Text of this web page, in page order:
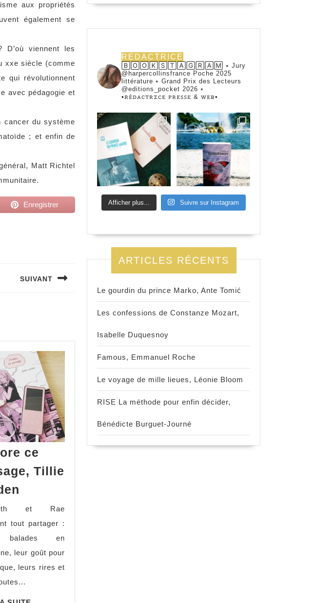
aux propriétés
également se
D’où viennent les
xxe siècle (comme
qui révolutionnent
avec pédagogie et
cancer du système
; et enfin de
Matt Richtel
Enregistrer
SUIVANT
ce
Tillie
passage,
Tillie
Walden
et Rae
tout partager :
balades en
leur goût pour
leurs rires et
REDACTRICE
🄱🄾🄾🄺🅂🅃🄰🄶🅁🄰🄼 ⭑ Jury
@harpercollinsfrance Poche 2025
littérature ⭑ Grand Prix des Lecteurs
@editions_pocket 2026 ⭑
•ꭱꭼ́ꭰꭺꮯꭲꭱꮖꮯꭼ ꮲꭱꭼꮪꮪꭼ & ꮃꭼᏼ•
Afficher plus... Suivre sur Instagram
ARTICLES RÉCENTS
Le gourdin du prince Marko, Ante Tomić
Les confessions de Constanze Mozart,
Isabelle Duquesnoy
Famous, Emmanuel Roche
Le voyage de mille lieues, Léonie Bloom
RISE La méthode pour enfin décider,
Bénédicte Burguet-Journé